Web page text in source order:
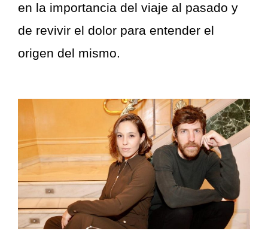
en la importancia del viaje al pasado y
de revivir el dolor para entender el
origen del mismo.